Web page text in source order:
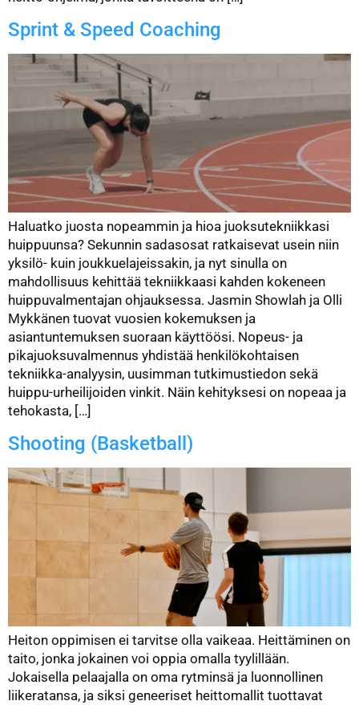
Sprint & Speed Coaching
Haluatko juosta nopeammin ja hioa juoksutekniikkasi
huippuunsa? Sekunnin sadasosat ratkaisevat usein niin
yksilö- kuin joukkuelajeissakin, ja nyt sinulla on
mahdollisuus kehittää tekniikkaasi kahden kokeneen
huippuvalmentajan ohjauksessa. Jasmin Showlah ja Olli
Mykkänen tuovat vuosien kokemuksen ja
asiantuntemuksen suoraan käyttöösi. Nopeus- ja
pikajuoksuvalmennus yhdistää henkilökohtaisen
tekniikka-analyysin, uusimman tutkimustiedon sekä
huippu-urheilijoiden vinkit. Näin kehityksesi on nopeaa ja
tehokasta, […]
Shooting (Basketball)
Heiton oppimisen ei tarvitse olla vaikeaa. Heittäminen on
taito, jonka jokainen voi oppia omalla tyylillään.
Jokaisella pelaajalla on oma rytminsä ja luonnollinen
liikeratansa, ja siksi geneeriset heittomallit tuottavat